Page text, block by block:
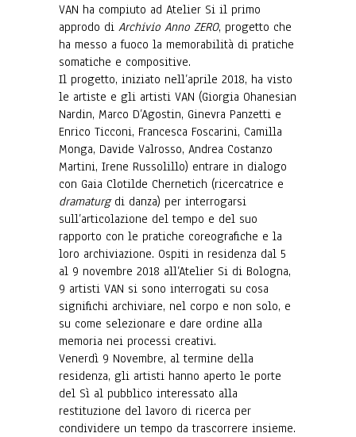
VAN ha compiuto ad Atelier Si il primo
approdo di Archivio Anno ZERO, progetto che
ha messo a fuoco la memorabilità di pratiche
somatiche e compositive.
Il progetto, iniziato nell’aprile 2018, ha visto
le artiste e gli artisti VAN (Giorgia Ohanesian
Nardin, Marco D’Agostin, Ginevra Panzetti e
Enrico Ticconi, Francesca Foscarini, Camilla
Monga, Davide Valrosso, Andrea Costanzo
Martini, Irene Russolillo) entrare in dialogo
con Gaia Clotilde Chernetich (ricercatrice e
dramaturgdi danza) per interrogarsi
sull’articolazione del tempo e del suo
rapporto con le pratiche coreografiche e la
loro archiviazione. Ospiti in residenza dal 5
al 9 novembre 2018 all’Atelier Si di Bologna,
9 artisti VAN si sono interrogati su cosa
significhi archiviare, nel corpo e non solo, e
su come selezionare e dare ordine alla
memoria nei processi creativi.
Venerdì 9 Novembre, al termine della
residenza, gli artisti hanno aperto le porte
del Sì al pubblico interessato alla
restituzione del lavoro di ricerca per
condividere un tempo da trascorrere insieme.